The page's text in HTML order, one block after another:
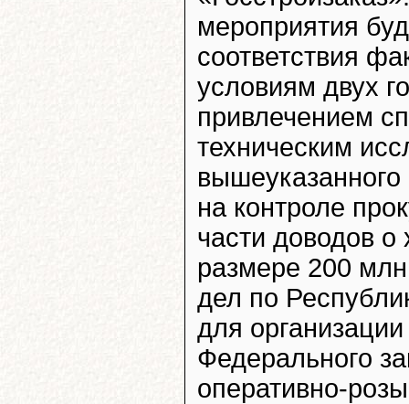
мероприятия
соответствия
условиям двух
привлечением
техническим
на контроле
части доводов
размере 200
дел по
для организации
Федерального
оперативно-